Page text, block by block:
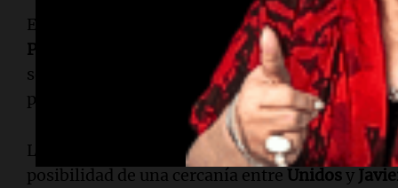
El socialista evitó hablar de “error” del
Pablo Javkin
, aunque sí marcó diferencias
sentar a todos los actores en una mesa y
política a la gestión; al contrario, le da más
La charla también derivó en el escenario
posibilidad de una cercanía entre Unidosy